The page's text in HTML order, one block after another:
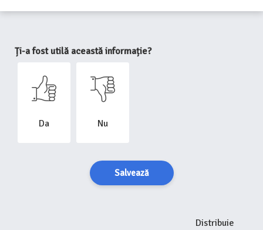
Ți-a fost utilă această informație?
Da Nu
Salvează
Distribuie